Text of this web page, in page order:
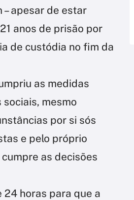
apesar de estar
anos de prisão por
de custódia no fim da
as medidas
mesmo
por si sós
e pelo próprio
as decisões
24 horas para que a